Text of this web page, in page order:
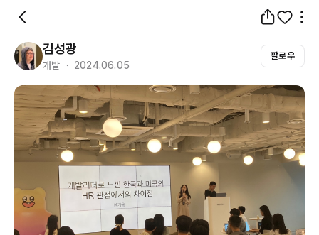
김성광
개발 ・ 2024.06.05
팔로우